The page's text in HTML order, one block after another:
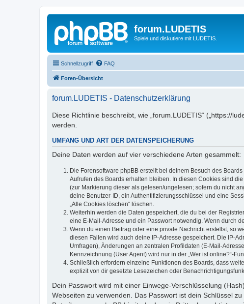
forum.LUDETIS
Spiele und diskutiere mit LUDETIS.
Schnellzugriff FAQ
Foren-Übersicht
forum.LUDETIS - Datenschutzerklärung
Diese Richtlinie beschreibt, wie „forum.LUDETIS“ („https://
werden.
UMFANG UND ART DER DATENSPEICHERUNG
Deine Daten werden auf vier verschiedene Arten gesammelt:
Die Forensoftware phpBB erstellt bei deinem Besuch des
Aufrufen des Boards erhalten bleiben. In diesen Cookies sind
(zur Markierung dieser als gelesen/ungelesen; sofern du nicht
deine Benutzer-ID, ein Authentifizierungsschlüssel und eine
„Alle Cookies löschen“ löschen.
Weiterhin werden die Daten gespeichert, die du bei der
eine E-Mail-Adresse und ein Passwort notwendig. Wenn durch
Wenn du einen Beitrag oder eine private Nachricht erstellst, so
diesen Fällen wird auch deine IP-Adresse gespeichert. Die IP-
Umfragen), Änderungen an zentralen Profildaten (E-Mail-
Kennzeichnung (User Agent) wird nur in der „Wer ist online?“-
Schließlich erfordern einzelne Funktionen des Boards, dass
explizit von dir gesetzte Lesezeichen oder
Dein Passwort wird mit einer Einwege-Verschlüsselung
Webseiten zu verwenden. Das Passwort ist dein Schlüssel